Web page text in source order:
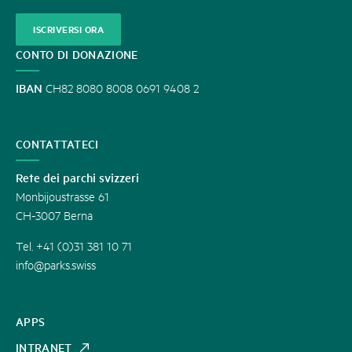
APPS
INTRANET
ISCRIVERSI ORA
CONTO DI DONAZIONE
IBAN CH82 8080 8008 0691 9408 2
CONTATTATECI
Rete dei parchi svizzeri
Monbijoustrasse 61
CH-3007 Berna
Tel. +41 (0)31 381 10 71
info@parks.swiss